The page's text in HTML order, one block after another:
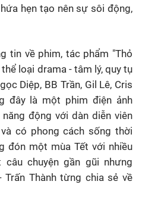
hẹn tạo nên sự sôi động,
tin về phim, tác phẩm "Thỏ
loại drama - tâm lý, quy tụ
Diệp, BB Trần, Gil Lê, Cris
đây là một phim điện ảnh
động với dàn diễn viên
có phong cách sống thời
đón một mùa Tết với nhiều
chuyện gần gũi nhưng
Trấn Thành từng chia sẻ về